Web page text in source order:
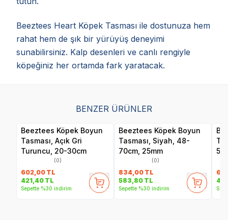
Beeztees Heart Köpek Tasması ile dostunuza hem
rahat hem de şık bir yürüyüş deneyimi
sunabilirsiniz. Kalp desenleri ve canlı rengiyle
köpeğiniz her ortamda fark yaratacak.
BENZER ÜRÜNLER
Beeztees Köpek Boyun
Tasması, Açık Gri
Turuncu, 20-30cm
(0)
602,00 TL
421,40 TL
Sepette %30 indirim
Beeztees Köpek Boyun
Tasması, Siyah, 48-
70cm, 25mm
(0)
834,00 TL
583,80 TL
Sepette %30 indirim